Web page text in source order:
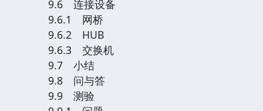
9.6 连接设备
9.6.1 网桥
9.6.2 HUB
9.6.3 交换机
9.7 小结
9.8 问与答
9.9 测验